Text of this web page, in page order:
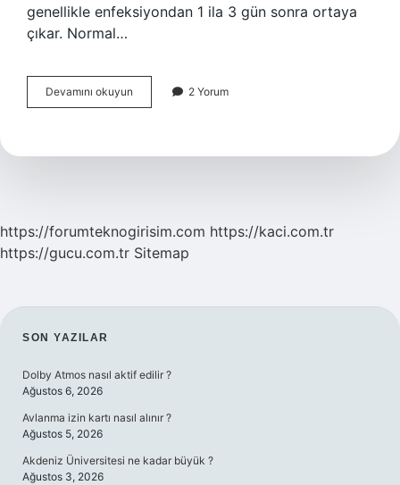
genellikle enfeksiyondan 1 ila 3 gün sonra ortaya
çıkar. Normal…
Devamını okuyun
Mikrobu
2 Yorum
https://forumteknogirisim.com https://kaci.com.tr
https://gucu.com.tr Sitemap
SIDEBAR
SON YAZILAR
Dolby Atmos nasıl aktif edilir ?
Ağustos 6, 2026
Avlanma izin kartı nasıl alınır ?
Ağustos 5, 2026
Akdeniz Üniversitesi ne kadar büyük ?
Ağustos 3, 2026